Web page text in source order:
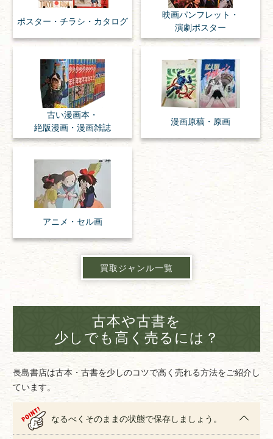
ポスター・チラシ・ カタログ
映画パンフレット・
演劇ポスター
古い漫画本・
絶版漫画・漫画雑誌
漫画原稿・ 原画
アニメ・ セル画
買取ジャンル一覧
古本や古書を
少しでも高く売るには？
長島書店は古本・古書を少しのコツで高く売れる方法をご紹介し
ています。
なるべくそのままの状態で保存しましょう。